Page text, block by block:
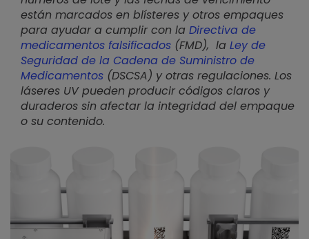
están marcados en blísteres y otros empaques
para ayudar a cumplir con la Directiva de
medicamentos falsificados (FMD), la Ley de
Seguridad de la Cadena de Suministro de
Medicamentos (DSCSA) y otras regulaciones. Los
láseres UV pueden producir códigos claros y
duraderos sin afectar la integridad del empaque
o su contenido.